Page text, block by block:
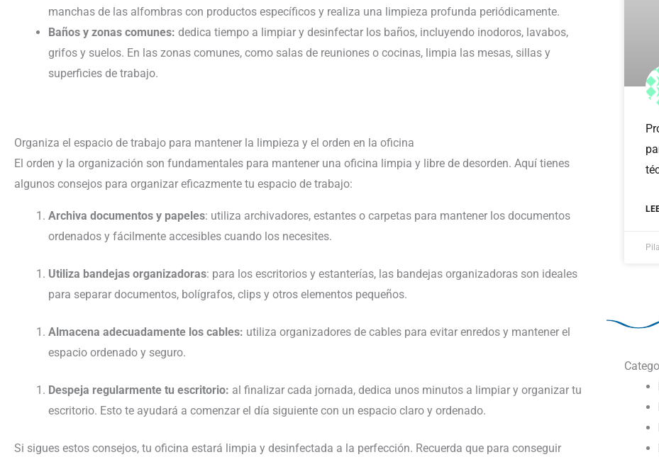
manchas de las alfombras con productos específicos y realiza una limpieza profunda periódicamente.
Baños y zonas comunes: dedica tiempo a limpiar y desinfectar los baños, incluyendo inodoros, lavabos,
grifos y suelos. En las zonas comunes, como salas de reuniones o cocinas, limpia las mesas, sillas y
superficies de trabajo.
Organiza el espacio de trabajo para mantener la limpieza y el orden en la oficina
El orden y la organización son fundamentales para mantener una oficina limpia y libre de desorden. Aquí tienes
algunos consejos para organizar eficazmente tu espacio de trabajo:
Archiva documentos y papeles: utiliza archivadores, estantes o carpetas para mantener los documentos
ordenados y fácilmente accesibles cuando los necesites.
Utiliza bandejas organizadoras: para los escritorios y estanterías, las bandejas organizadoras son ideales
para separar documentos, bolígrafos, clips y otros elementos pequeños.
Almacena adecuadamente los cables: utiliza organizadores de cables para evitar enredos y mantener el
espacio ordenado y seguro.
Despeja regularmente tu escritorio: al finalizar cada jornada, dedica unos minutos a limpiar y organizar tu
escritorio. Esto te ayudará a comenzar el día siguiente con un espacio claro y ordenado.
Si sigues estos consejos, tu oficina estará limpia y desinfectada a la perfección. Recuerda que para conseguir